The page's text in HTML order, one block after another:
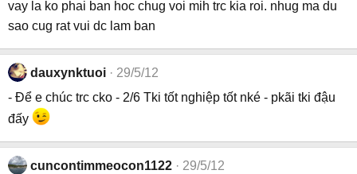
vay la ko phai ban hoc chug voi mih trc kia roi. nhug ma du
sao cug rat vui dc lam ban
dauxynktuoi
29/5/12
- Để e chúc trc cko - 2/6 Tki tốt nghiệp tốt nké - pkãi tki đậu
đấy
cuncontimmeocon1122
29/5/12